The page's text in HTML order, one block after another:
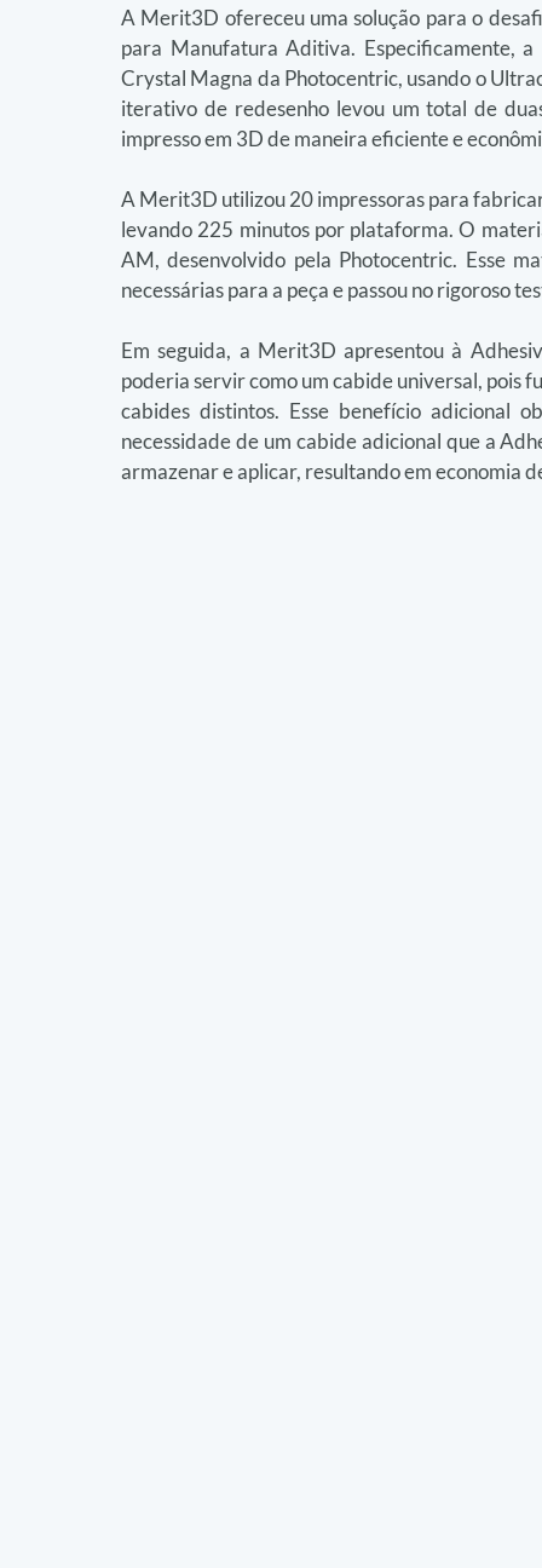
A Merit3D ofereceu uma solução para o
para Manufatura Aditiva. Especificamente,
Crystal Magna da Photocentric, usando o
iterativo de redesenho levou um total de
impresso em 3D de maneira eficiente e
A Merit3D utilizou 20 impressoras para
levando 225 minutos por plataforma. O
AM, desenvolvido pela Photocentric. Esse
necessárias para a peça e passou no rigoroso
Em seguida, a Merit3D apresentou à
poderia servir como um cabide universal, pois
cabides distintos. Esse benefício adicional
necessidade de um cabide adicional que a
armazenar e aplicar, resultando em economia